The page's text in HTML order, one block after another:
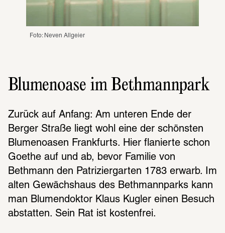
Foto: Neven Allgeier
Blumenoase im Bethmannpark
Zurück auf Anfang: Am unteren Ende der
Berger Straße liegt wohl eine der schönsten
Blumenoasen Frankfurts. Hier flanierte schon
Goethe auf und ab, bevor Familie von
Bethmann den Patriziergarten 1783 erwarb. Im
alten Gewächshaus des Bethmannparks kann
man Blumendoktor Klaus Kugler einen Besuch
abstatten. Sein Rat ist kostenfrei.